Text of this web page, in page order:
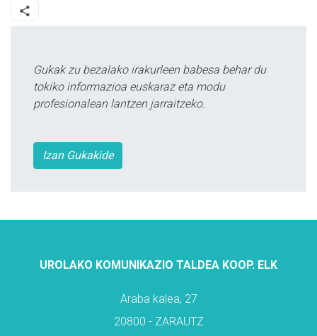
Gukak zu bezalako irakurleen babesa behar du
tokiko informazioa euskaraz eta modu
profesionalean lantzen jarraitzeko.
Izan Gukakide
UROLAKO KOMUNIKAZIO TALDEA KOOP. ELK
Araba kalea, 27
20800 - ZARAUTZ